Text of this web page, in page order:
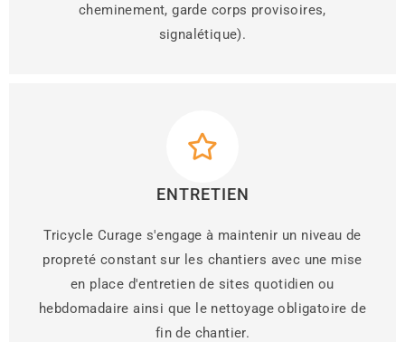
cheminement, garde corps provisoires,
signalétique).
ENTRETIEN
Tricycle Curage s'engage à maintenir un niveau de
propreté constant sur les chantiers avec une mise
en place d'entretien de sites quotidien ou
hebdomadaire ainsi que le nettoyage obligatoire de
fin de chantier.